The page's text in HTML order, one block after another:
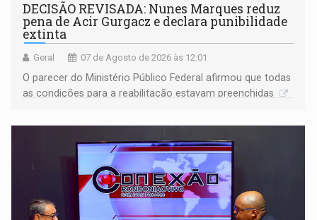
DECISÃO REVISADA: Nunes Marques reduz
pena de Acir Gurgacz e declara punibilidade
extinta
Geral 07 de Agosto de 2026 às 12:01
O parecer do Ministério Público Federal afirmou que todas
as condições para a reabilitação estavam preenchidas